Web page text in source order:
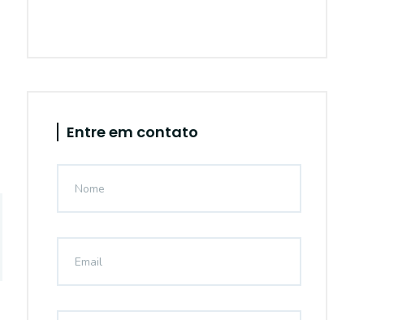
Entre em contato